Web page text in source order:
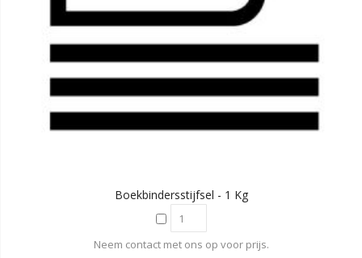
Boekbindersstijfsel - 1 Kg
Neem contact met ons op voor prijs.